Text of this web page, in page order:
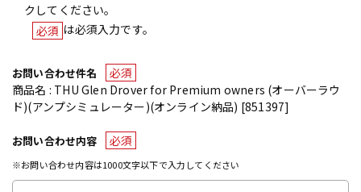
クしてください。
必須 は必須入力です。
お問い合わせ件名
必須
商品名 : THU Glen Drover for Premium owners (オーバーラウ
ド)(アンプシミュレーター)(オンライン納品) [851397]
お問い合わせ内容 必須
※お問い合わせ内容は1000文字以下で入力してください